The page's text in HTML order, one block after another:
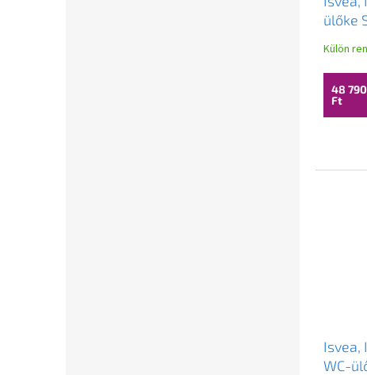
ülőke
Külön
48 790
Ft
Isvea,
WC-